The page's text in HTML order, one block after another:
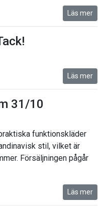
Läs mer
Läs mer
31/10
funktionskläder
stil, vilket är
Försäljningen pågår
Läs mer